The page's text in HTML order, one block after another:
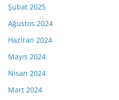
Şubat 2025
Ağustos 2024
Haziran 2024
Mayıs 2024
Nisan 2024
Mart 2024